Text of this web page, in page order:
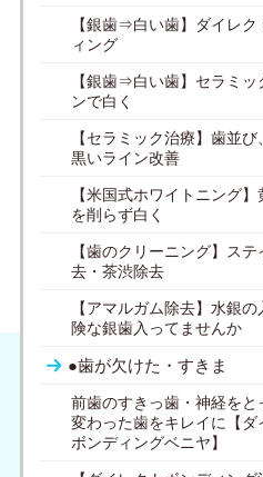
【銀歯⇒白い歯】ダイレク
ィング
【銀歯⇒白い歯】セラミッ
ンで白く
【セラミック治療】歯並
黒いライン改善
【米国式ホワイトニング
を削らず白く
【歯のクリーニング】ステ
去・茶渋除去
【アマルガム除去】水銀
険な銀歯入ってませんか
●歯が欠けた・すきま
前歯のすきっ歯・神経をと
変わった歯をキレイに【ダ
ボンディングベニヤ】